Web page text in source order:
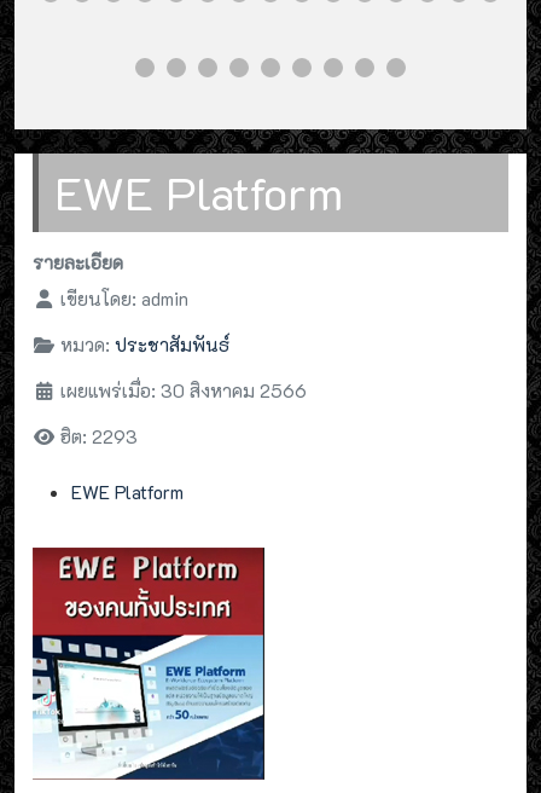
EWE Platform
รายละเอียด
เขียนโดย: admin
หมวด: ประชาสัมพันธ์
เผยแพร่เมื่อ: 30 สิงหาคม 2566
ฮิต: 2293
EWE Platform